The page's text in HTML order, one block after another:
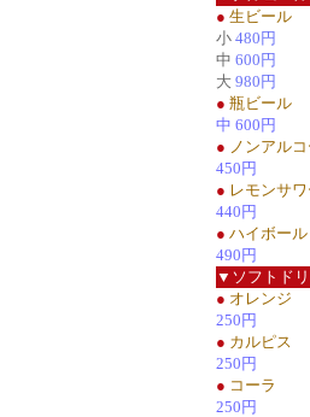
● 生ビール
小 480円
中 600円
大 980円
● 瓶ビール
中 600円
● ノンアル
450円
● レモンサ
440円
● ハイボール
490円
▼ソフトド
● オレンジ
250円
● カルピス
250円
● コーラ
250円